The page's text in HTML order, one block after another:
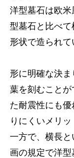
洋型墓石は欧
型墓石と比べ
形状で造られて
形に明確な決
葉を刻むことが
た耐震性にも
りにくいメリッ
一方で、横長
画の規定で洋